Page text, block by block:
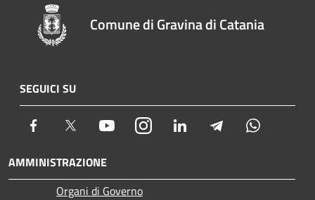
Comune di Gravina di Catania
SEGUICI SU
Facebook Twitter YoutubeInstagram LinkedIn Telegram
AMMINISTRAZIONE
Organi di Governo